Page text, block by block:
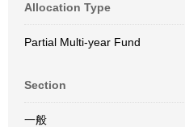
Allocation Type
Partial Multi-year Fund
Section
一般